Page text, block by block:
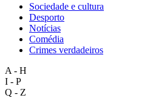
Sociedade e cultura
Desporto
Notícias
Comédia
Crimes verdadeiros
A - H
I - P
Q - Z